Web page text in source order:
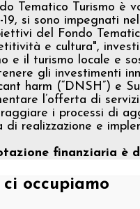
Tematico Turismo è
19, si sono impegnati
del Fondo
e cultura",
e il turismo locale e
gli investimenti
harm (“DNSH”) e
l’offerta di
i processi di
di realizzazione e
finanziaria è
ci occupiamo